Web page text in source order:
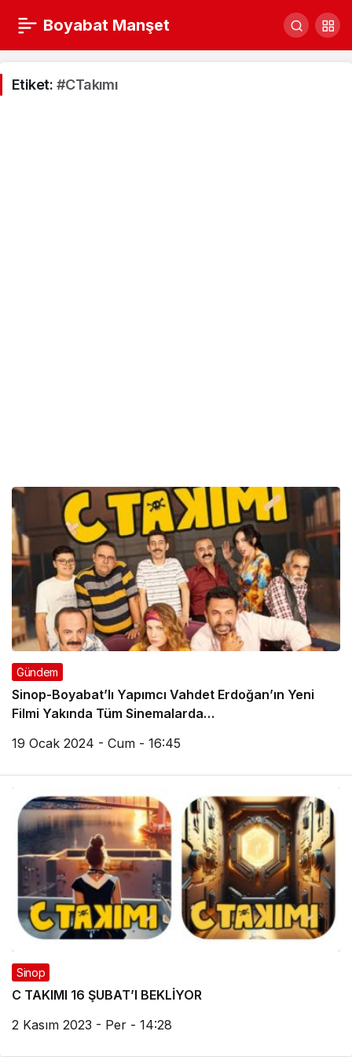
Boyabat Manşet
Etiket: #CTakımı
Gündem
Sinop-Boyabat’lı Yapımcı Vahdet Erdoğan’ın Yeni
Filmi Yakında Tüm Sinemalarda…
19 Ocak 2024 - Cum - 16:45
Sinop
C TAKIMI 16 ŞUBAT’I BEKLİYOR
2 Kasım 2023 - Per - 14:28